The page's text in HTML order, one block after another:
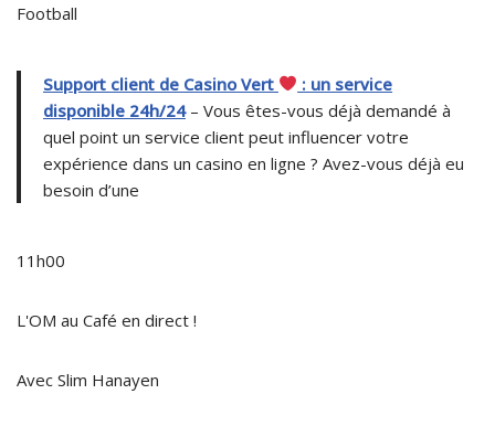
Football
Support client de Casino Vert
: un service
disponible 24h/24– Vous êtes-vous déjà demandé à
quel point un service client peut influencer votre
expérience dans un casino en ligne ? Avez-vous déjà eu
besoin d’une
11h00
L'OM au Café en direct !
Avec Slim Hanayen